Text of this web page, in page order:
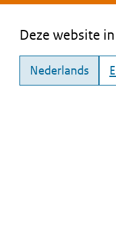
Deze website
Nederlands